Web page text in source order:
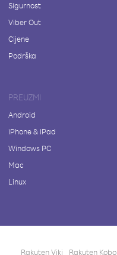
Sigurnost
Viber Out
Cijene
Podrška
PREUZMI
Android
iPhone & iPad
Windows PC
Mac
Linux
Rakuten Viki Rakuten Kobo